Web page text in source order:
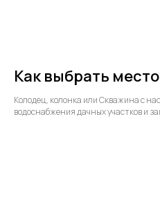
Как выбрать
Колодец, колонка или Скважина с
водоснабжения дачных участков и